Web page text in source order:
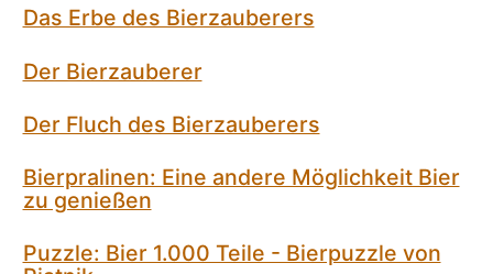
Das Erbe des Bierzauberers
Der Bierzauberer
Der Fluch des Bierzauberers
Bierpralinen: Eine andere Möglichkeit Bier
zu genießen
Puzzle: Bier 1.000 Teile - Bierpuzzle von